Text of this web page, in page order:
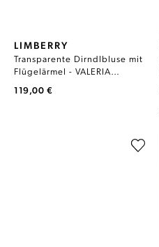
LIMBERRY
Transparente Dirndlbluse mit
Flügelärmel - VALERIA
119,00 €